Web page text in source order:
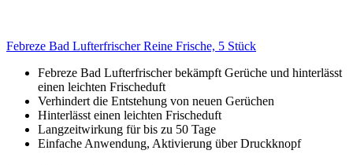
Febreze Bad Lufterfrischer Reine Frische, 5 Stück
Febreze Bad Lufterfrischer bekämpft Gerüche und hinterlässt
einen leichten Frischeduft
Verhindert die Entstehung von neuen Gerüchen
Hinterlässt einen leichten Frischeduft
Langzeitwirkung für bis zu 50 Tage
Einfache Anwendung, Aktivierung über Druckknopf